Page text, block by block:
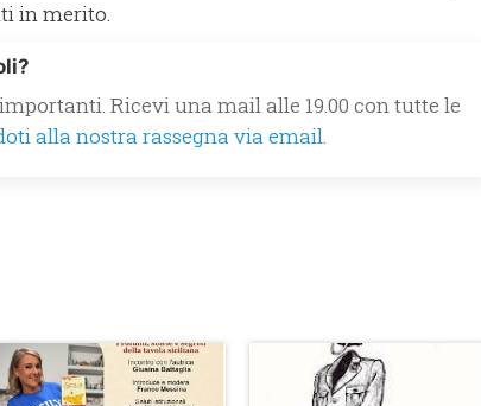
in merito.
Ricevi una mail alle 19.00 con tutte le
alla nostra rassegna via email.